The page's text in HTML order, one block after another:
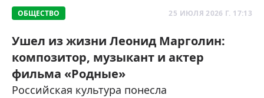
ОБЩЕСТВО 25 ИЮЛЯ 2026 Г. 17:13
Ушел из жизни Леонид Марголин:
композитор, музыкант и актер
фильма «Родные»
Российская культура понесла